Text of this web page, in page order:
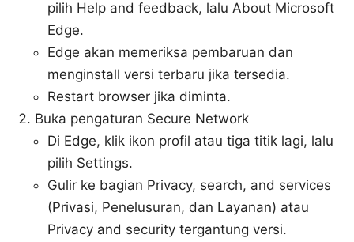
pilih Help and feedback, lalu About Microsoft
Edge.
Edge akan memeriksa pembaruan dan
menginstall versi terbaru jika tersedia.
Restart browser jika diminta.
Buka pengaturan Secure Network
Di Edge, klik ikon profil atau tiga titik lagi, lalu
pilih Settings.
Gulir ke bagian Privacy, search, and services
(Privasi, Penelusuran, dan Layanan) atau
Privacy and security tergantung versi.